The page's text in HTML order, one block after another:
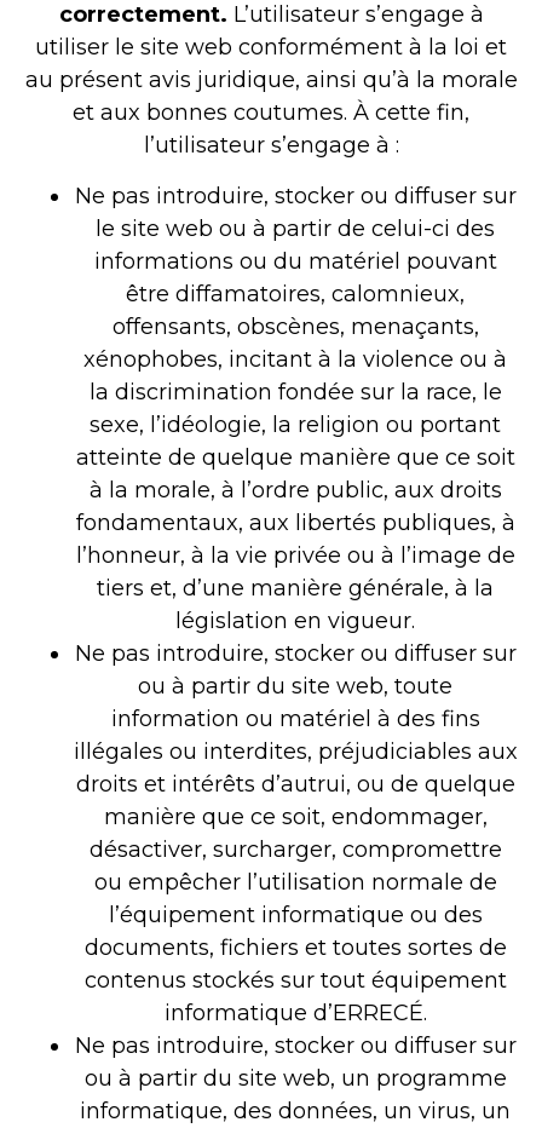
correctement. L’utilisateur s’engage à
utiliser le site web conformément à la loi et
au présent avis juridique, ainsi qu’à la morale
et aux bonnes coutumes. À cette fin,
l’utilisateur s’engage à :
Ne pas introduire, stocker ou diffuser sur
le site web ou à partir de celui-ci des
informations ou du matériel pouvant
être diffamatoires, calomnieux,
offensants, obscènes, menaçants,
xénophobes, incitant à la violence ou à
la discrimination fondée sur la race, le
sexe, l’idéologie, la religion ou portant
atteinte de quelque manière que ce soit
à la morale, à l’ordre public, aux droits
fondamentaux, aux libertés publiques, à
l’honneur, à la vie privée ou à l’image de
tiers et, d’une manière générale, à la
législation en vigueur.
Ne pas introduire, stocker ou diffuser sur
ou à partir du site web, toute
information ou matériel à des fins
illégales ou interdites, préjudiciables aux
droits et intérêts d’autrui, ou de quelque
manière que ce soit, endommager,
désactiver, surcharger, compromettre
ou empêcher l’utilisation normale de
l’équipement informatique ou des
documents, fichiers et toutes sortes de
contenus stockés sur tout équipement
informatique d’ERRECÉ.
Ne pas introduire, stocker ou diffuser sur
ou à partir du site web, un programme
informatique, des données, un virus, un